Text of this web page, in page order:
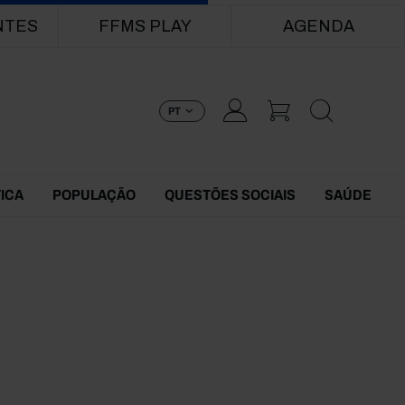
FFMS PLAY AGENDA
PT
POPULAÇÃO QUESTÕES SOCIAIS SAÚDE